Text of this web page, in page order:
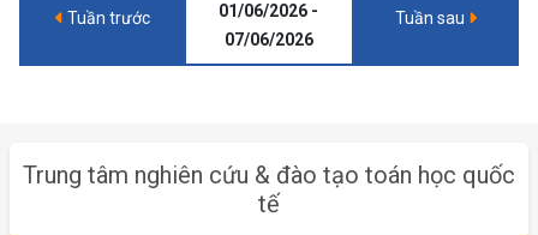
Tuần trước
01/06/2026 -
07/06/2026
Tuần sau
Trung tâm nghiên cứu & đào tạo toán học quốc
tế